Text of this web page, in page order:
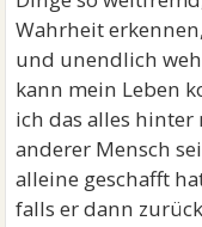
Wahrheit
und unendlich
kann mein Leben
ich das alles hinter
anderer Mensch
alleine geschafft
falls er dann